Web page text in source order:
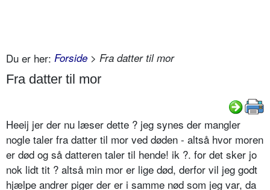
Du er her: Forside > Fra datter til mor
Fra datter til mor
Heeij jer der nu læser dette ? jeg synes der mangler
nogle taler fra datter til mor ved døden - altså hvor moren
er død og så datteren taler til hende! ik ?. for det sker jo
nok lidt tit ? altså min mor er lige død, derfor vil jeg godt
hjælpe andrer piger der er i samme nød som jeg var, da